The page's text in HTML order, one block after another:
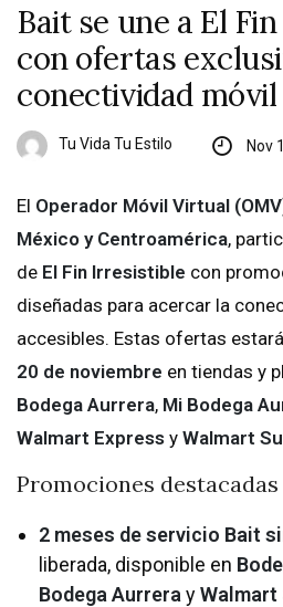
Bait se une a El
con ofertas
conectividad móvil
Tu Vida Tu Estilo Nov
El Operador Móvil Virtual
México y Centroamérica,
de El Fin Irresistible con
diseñadas para acercar la
accesibles. Estas ofertas
20 de noviembre en tiendas y
Bodega Aurrera, Mi Bodega
Walmart Express y Walmart
Promociones destacadas
2 meses de servicio Bait
liberada, disponible en
Bodega Aurrera yWalmart